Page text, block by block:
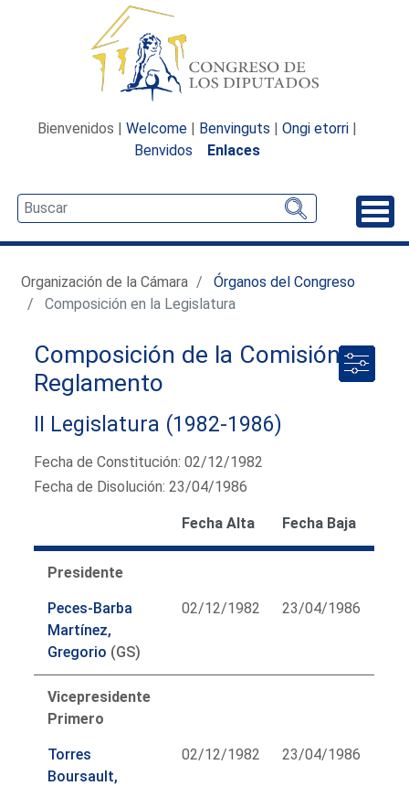
Bienvenidos | Welcome | Benvinguts | Ongi etorri |
Benvidos
Enlaces
Organización de la Cámara
Órganos del Congreso
Composición en la Legislatura
Composición de la Comisión de
Reglamento
II Legislatura (1982-1986)
Fecha de Constitución: 02/12/1982
Fecha de Disolución: 23/04/1986
Fecha Alta Fecha Baja
Presidente
Peces-Barba
Martínez,
Gregorio (GS)
02/12/1982 23/04/1986
Vicepresidente
Primero
Torres
Boursault,
02/12/1982 23/04/1986